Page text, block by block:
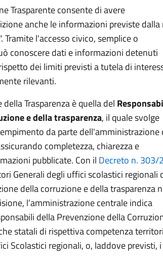
Trasparente consente di avere
anche le informazioni previste
". Tramite l'accesso civico, semplice o
conoscere dati e informazioni detenuti
dei limiti previsti a tutela di
rilevanti.
Trasparenza è quella del
e della trasparenza, il quale svolge
da parte dell'amministrazione
completezza, chiarezza e
pubblicate. Con il Decreto n. 303/
Generali degli uffici scolastici regionali
della corruzione e della trasparenza
l’amministrazione centrale indica
della Prevenzione della
statali di rispettiva competenza
Scolastici regionali, o, laddove previsti, i